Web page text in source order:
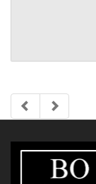
LIBRERÍA
BOHINDRA